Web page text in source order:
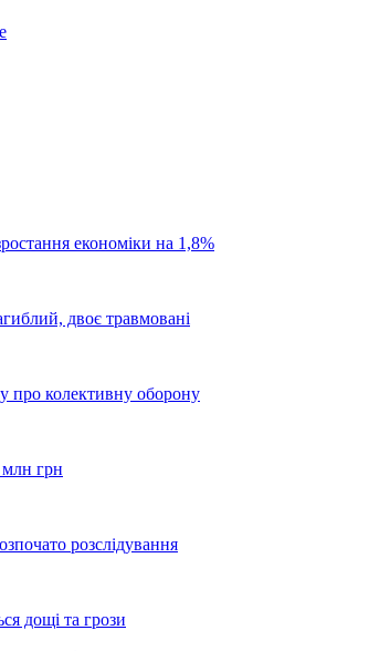
економіки на 1,8%
двоє травмовані
про колективну оборону
млн грн
розслідування
дощі та грози